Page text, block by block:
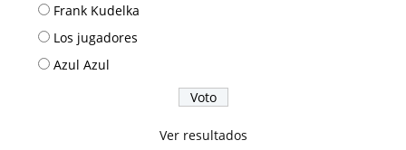
Frank Kudelka
Los jugadores
Azul Azul
Ver resultados